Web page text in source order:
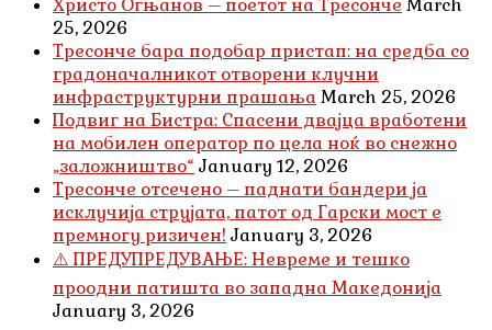
Христо Огњанов – поетот на Тресонче March
25, 2026
Тресонче бара подобар пристап: на средба со
градоначалникот отворени клучни
инфраструктурни прашањаMarch 25, 2026
Подвиг на Бистра: Спасени двајца вработени
на мобилен оператор по цела ноќ во снежно
„заложништво“ January 12, 2026
Тресонче отсечено – паднати бандери ја
исклучија струјата, патот од Гарски мост е
премногу ризичен! January 3, 2026
⚠️ ПРЕДУПРЕДУВАЊЕ: Невреме и тешко
проодни патишта во западна Македонија
January 3, 2026